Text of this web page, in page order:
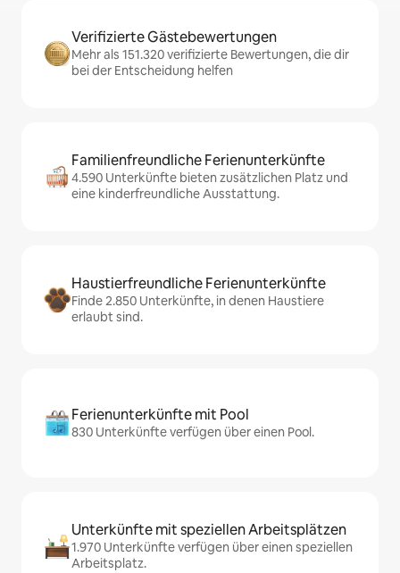
Verifizierte Gästebewertungen
Mehr als 151.320 verifizierte Bewertungen, die dir
bei der Entscheidung helfen
Familienfreundliche Ferienunterkünfte
4.590 Unterkünfte bieten zusätzlichen Platz und
eine kinderfreundliche Ausstattung.
Haustierfreundliche Ferienunterkünfte
Finde 2.850 Unterkünfte, in denen Haustiere
erlaubt sind.
Ferienunterkünfte mit Pool
830 Unterkünfte verfügen über einen Pool.
Unterkünfte mit speziellen Arbeitsplätzen
1.970 Unterkünfte verfügen über einen speziellen
Arbeitsplatz.